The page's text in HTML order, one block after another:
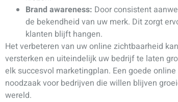
Brand awareness: Door consistent
de bekendheid van uw merk. Dit zorgt
klanten blijft hangen.
Het verbeteren van uw online zichtbaarheid
versterken en uiteindelijk uw bedrijf te laten
elk succesvol marketingplan. Een goede
noodzaak voor bedrijven die willen blijven
wereld.